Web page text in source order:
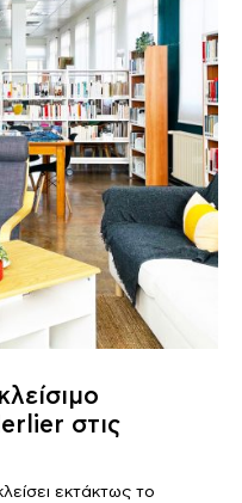
στις
εκτάκτως το